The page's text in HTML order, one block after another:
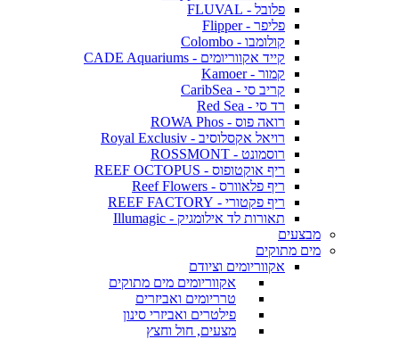
פלובל - FLUVAL
פליפר - Flipper
קולומבו - Colombo
קייד אקווריומים - CADE Aquariums
קמור - Kamoer
קריב סי - CaribSea
רד סי - Red Sea
רואה פוס - ROWA Phos
רויאל אקסלוסיב - Royal Exclusiv
רוסמונט - ROSSMONT
ריף אוקטופוס - REEF OCTOPUS
ריף פלאוורס - Reef Flowers
ריף פקטורי - REEF FACTORY
תאורות לד אילומגיק - Illumagic
מבצעים
מים מתוקים
אקווריומים וציודם
אקווריומים מים מתוקים
טרריומים ואביזרים
פילטרים ואביזרי סינון
מצעים, חול וחצץ